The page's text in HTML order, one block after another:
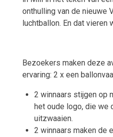
onthulling van de nieuwe
luchtballon. En dat
Bezoekers maken deze
ervaring: 2 x een
2 winnaars stijgen op
het oude logo, die we
uitzwaaien.
2 winnaars maken de